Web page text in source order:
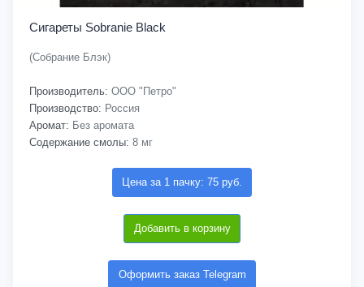
Сигареты Sobranie Black
(Собрание Блэк)
Производитель: ООО "Петро"
Производство: Россия
Аромат: Без аромата
Содержание смолы: 8 мг
Цена за 1 пачку: 75 руб.
Добавить в корзину
Оформить заказ Telegram